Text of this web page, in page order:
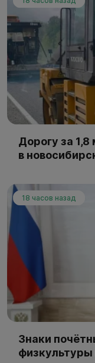
Дорогу за
в
18 часов назад
Знаки
физкультуры